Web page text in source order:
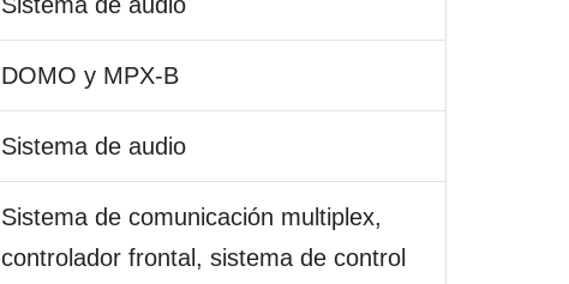
DOMO y MPX-B
Sistema de audio
Sistema de comunicación multiplex,
controlador frontal, sistema de control